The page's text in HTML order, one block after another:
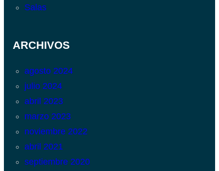
Salas
ARCHIVOS
agosto 2024
julio 2024
abril 2023
marzo 2023
noviembre 2022
abril 2021
septiembre 2020